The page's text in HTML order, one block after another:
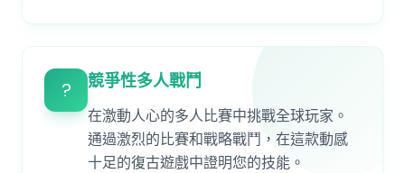
? 競爭性多人戰鬥
在激動人心的多人比賽中挑戰全球玩家。
通過激烈的比賽和戰略戰鬥，在這款動感
十足的復古遊戲中證明您的技能。